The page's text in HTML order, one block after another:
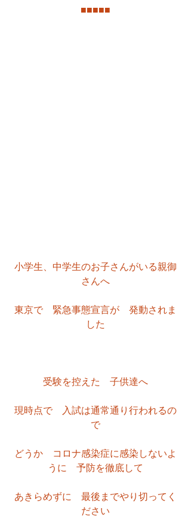
■■■■■
小学生、中学生のお子さんがいる親御
さんへ
東京で　緊急事態宣言が　発動されま
した
受験を控えた　子供達へ
現時点で　入試は通常通り行われるの
で
どうか　コロナ感染症に感染しないよ
うに　予防を徹底して
あきらめずに　最後までやり切ってく
ださい